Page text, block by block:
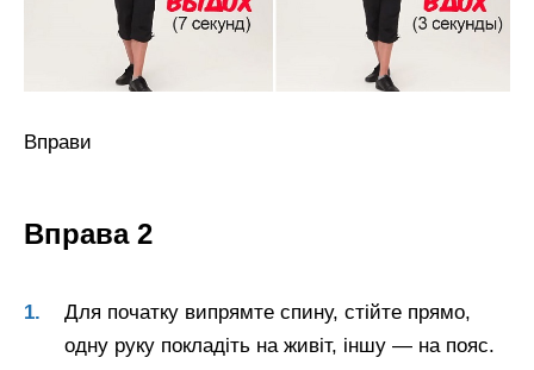
Вправи
Вправа 2
Для початку випрямте спину, стійте прямо,
одну руку покладіть на живіт, іншу — на пояс.